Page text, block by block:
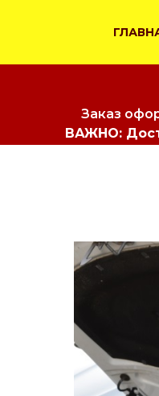
Заказ
ВАЖНО: